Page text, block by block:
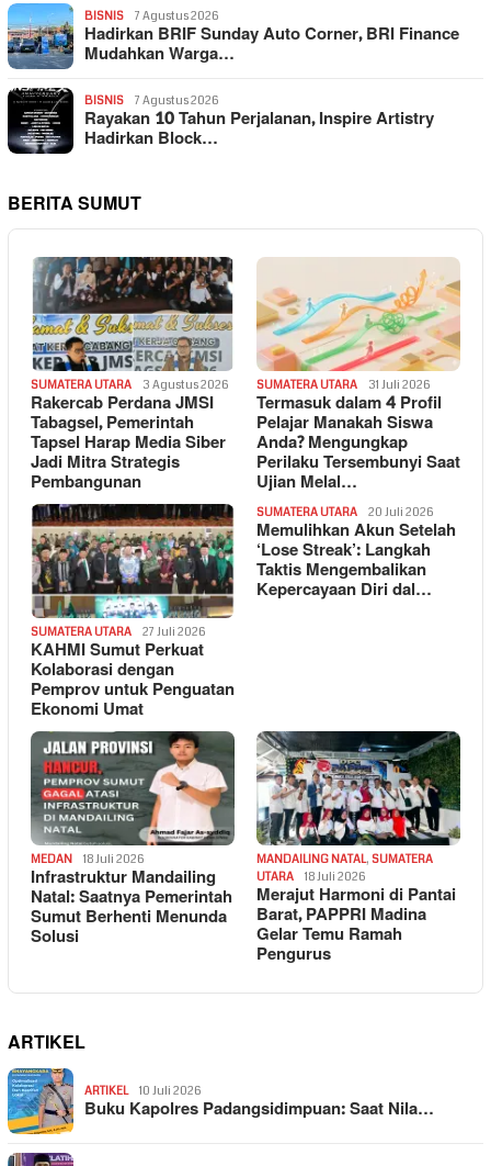
BISNIS 7 Agustus 2026
Hadirkan BRIF Sunday Auto Corner, BRI Finance
Mudahkan Warga…
BISNIS 7 Agustus 2026
Rayakan 10 Tahun Perjalanan, Inspire Artistry
Hadirkan Block…
BERITA SUMUT
SUMATERA UTARA 3 Agustus 2026
Rakercab Perdana JMSI
Tabagsel, Pemerintah
Tapsel Harap Media Siber
Jadi Mitra Strategis
Pembangunan
SUMATERA UTARA 31 Juli 2026
Termasuk dalam 4 Profil
Pelajar Manakah Siswa
Anda? Mengungkap
Perilaku Tersembunyi Saat
Ujian Melal…
SUMATERA UTARA 27 Juli 2026
KAHMI Sumut Perkuat
Kolaborasi dengan
Pemprov untuk Penguatan
Ekonomi Umat
SUMATERA UTARA 20 Juli 2026
Memulihkan Akun Setelah
‘Lose Streak’: Langkah
Taktis Mengembalikan
Kepercayaan Diri dal…
MEDAN 18 Juli 2026
Infrastruktur Mandailing
Natal: Saatnya Pemerintah
Sumut Berhenti Menunda
Solusi
MANDAILING NATAL, SUMATERA
UTARA
18 Juli 2026
Merajut Harmoni di Pantai
Barat, PAPPRI Madina
Gelar Temu Ramah
Pengurus
ARTIKEL
ARTIKEL 10 Juli 2026
Buku Kapolres Padangsidimpuan: Saat Nila…